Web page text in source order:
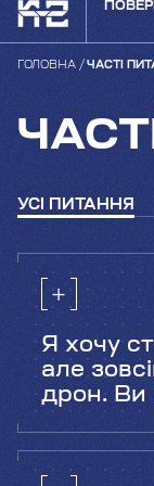
ГОЛОВНА ЧАСТІ
УСІ ПИТАННЯ
Я хочу
але
дрон. Ви
Звісно, ми
нуля. З
навчатися